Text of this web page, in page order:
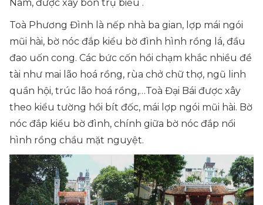
Nam, được xây bốn trụ biểu .
Toà Phương Đình là nếp nhà ba gian, lợp mái ngói
mũi hài, bờ nóc đắp kiểu bờ đình hình rồng lá, đầu
đao uốn cong. Các bức cốn hồi chạm khắc nhiều đề
tài như mai lão hoá rồng, rùa chở chữ thợ, ngũ linh
quần hội, trúc lão hoá rồng,…Toà Đại Bái được xây
theo kiểu tường hồi bít đốc, mái lợp ngói mũi hài. Bờ
nóc đắp kiểu bờ đình, chính giữa bờ nóc đắp nổi
hình rồng chầu mặt nguyệt.